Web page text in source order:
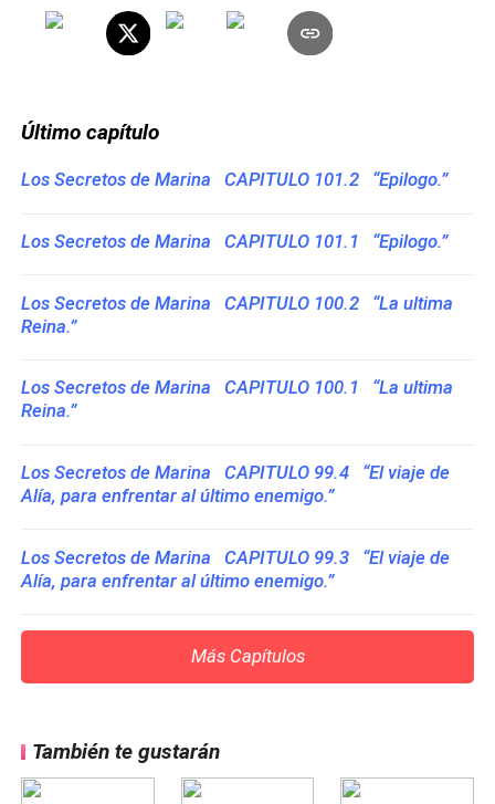
Último capítulo
Los Secretos de Marina CAPITULO 101.2 “Epilogo.”
Los Secretos de Marina CAPITULO 101.1 “Epilogo.”
Los Secretos de Marina CAPITULO 100.2 “La ultima
Reina.”
Los Secretos de Marina CAPITULO 100.1 “La ultima
Reina.”
Los Secretos de Marina CAPITULO 99.4 “El viaje de
Alía, para enfrentar al último enemigo.”
Los Secretos de Marina CAPITULO 99.3 “El viaje de
Alía, para enfrentar al último enemigo.”
Más Capítulos
También te gustarán